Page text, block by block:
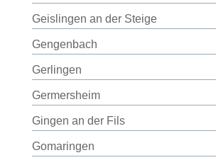
Geislingen an der Steige
Gengenbach
Gerlingen
Germersheim
Gingen an der Fils
Gomaringen